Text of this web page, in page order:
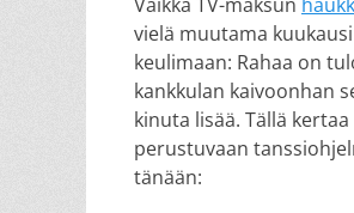
vielä muutama
keulimaan: Rahaa on
kankkulan kaivoonhan
kinuta lisää. Tällä
perustuvaan
tänään: